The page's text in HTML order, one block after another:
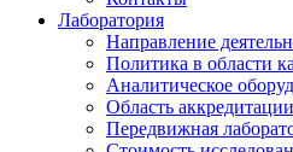
Лаборатория
Направление
Политика в области
Аналитическое
Область аккредитации
Передвижная